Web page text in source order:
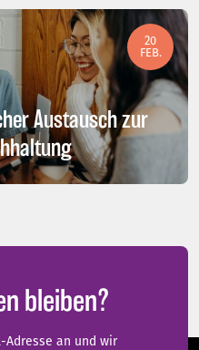
20
FEB.
Austausch zur
bleiben?
Adresse an und wir